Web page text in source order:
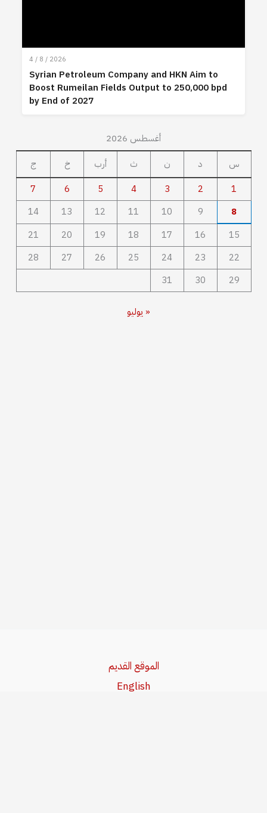
4 / 8 / 2026
Syrian Petroleum Company and HKN Aim to
Boost Rumeilan Fields Output to 250,000 bpd
by End of 2027
أغسطس 2026
س
د ن ث أرب خ
ج
1
2
3
4
5
6
7
8
9
10
11
12
13
14
15
16
17
18
19
20
21
22
23
24
25
26
27
28
29
30
31
« يوليو
الموقع القديم
English